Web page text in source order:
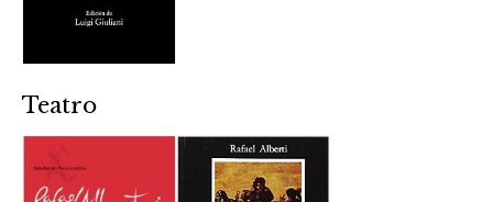
Teatro